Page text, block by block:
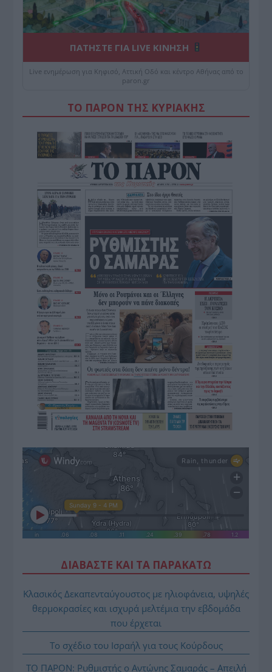
ΠΑΤΗΣΤΕ ΓΙΑ LIVE ΚΙΝΗΣΗ
Live ενημέρωση για Κηφισό, Αττική Οδό και κέντρο Αθήνας από το
paron.gr
ΤΟ ΠΑΡΟΝ ΤΗΣ ΚΥΡΙΑΚΗΣ
ΔΙΑΒΑΣΤΕ ΚΑΙ ΤΑ ΠΑΡΑΚΑΤΩ
Κλασικός Δεκαπενταύγουστος με ηλιοφάνεια, υψηλές
θερμοκρασίες και ισχυρά μελτέμια την εβδομάδα
που έρχεται
Το σχέδιο του Ισραήλ για τους Κούρδους
ΤΟ ΠΑΡΟΝ: Ρυθμιστής ο Αντώνης Σαμαράς – Απειλή